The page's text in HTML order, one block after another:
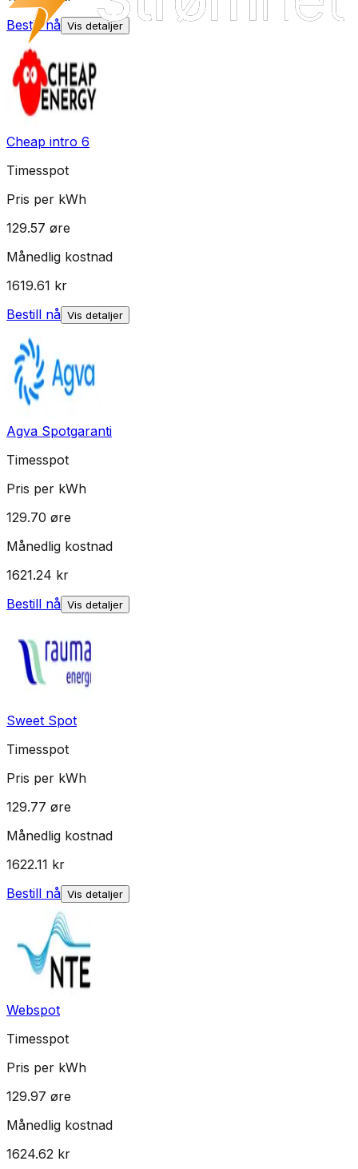
Bestill nå Vis detaljer
Cheap intro 6
Timesspot
Pris per kWh
129.57 øre
Månedlig kostnad
1619.61 kr
Bestill nå Vis detaljer
Agva Spotgaranti
Timesspot
Pris per kWh
129.70 øre
Månedlig kostnad
1621.24 kr
Bestill nå Vis detaljer
Sweet Spot
Timesspot
Pris per kWh
129.77 øre
Månedlig kostnad
1622.11 kr
Bestill nå Vis detaljer
Webspot
Timesspot
Pris per kWh
129.97 øre
Månedlig kostnad
1624.62 kr